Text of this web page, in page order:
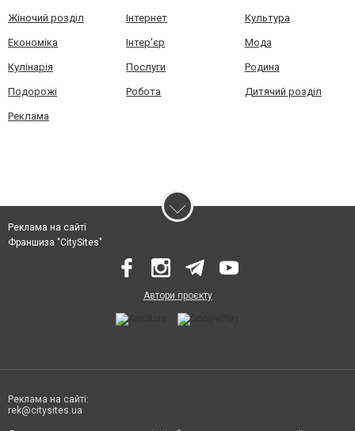
Жіночий розділ Інтернет Культура
Економіка Інтер'єр Мода
Кулінарія Послуги Родина
Подорожі Робота Дитячий розділ
Реклама
Реклама на сайті
Франшиза "CitySites"
Автори проєкту
Реклама на сайті:
rek@citysites.ua